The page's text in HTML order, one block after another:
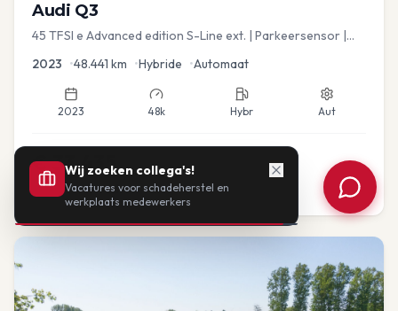
Audi Q3
45 TFSI e Advanced edition S-Line ext. | Parkeersensor |
2023 •48.441 km •Hybride •Automaat
2023 48k Hybr Aut
€33.435
of vanaf: €693/mnd BTW
Wij zoeken collega's!
Vacatures voor schadeherstel en
werkplaats medewerkers